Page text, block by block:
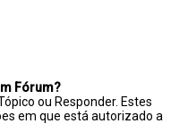
Fórum?
ou Responder. Estes
em que está autorizado a